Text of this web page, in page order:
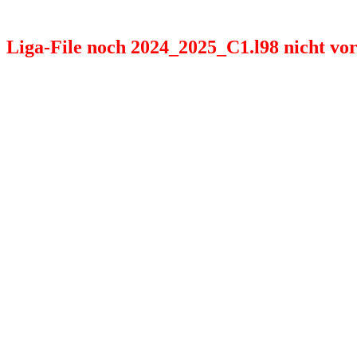
Liga-File noch 2024_2025_C1.l98 nicht